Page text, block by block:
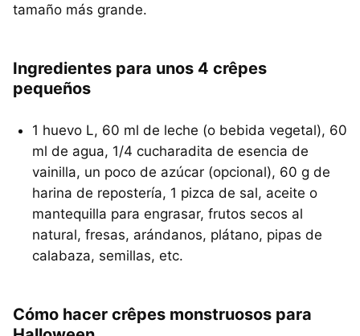
tamaño más grande.
Ingredientes para unos 4 crêpes
pequeños
1 huevo L, 60 ml de leche (o bebida vegetal), 60
ml de agua, 1/4 cucharadita de esencia de
vainilla, un poco de azúcar (opcional), 60 g de
harina de repostería, 1 pizca de sal, aceite o
mantequilla para engrasar, frutos secos al
natural, fresas, arándanos, plátano, pipas de
calabaza, semillas, etc.
Cómo hacer crêpes monstruosos para